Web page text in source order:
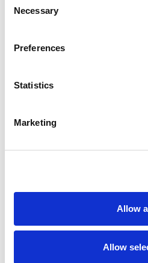
Selection
Necessary
Preferences
Statistics
Marketing
Allow
Allow
N1 -
продукт можно настроить в